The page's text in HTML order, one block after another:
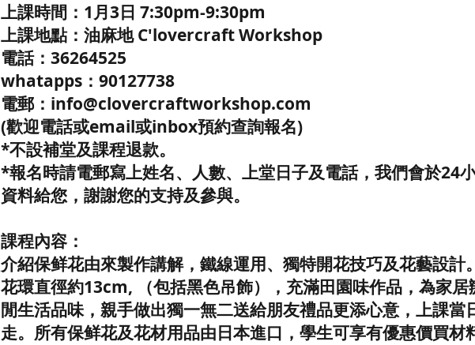
上課時間：1月3日 7:30pm-9:30pm
上課地點：油麻地 C'lovercraft Workshop
電話：36264525
whatapps：90127738
電郵：info@clovercraftworkshop.com
(歡迎電話或email或inbox預約查詢報名)
*不設補堂及課程退款。
*報名時請電郵寫上姓名、人數、上堂日子及電話，我們會於24
資料給您，謝謝您的支持及參與。
課程內容：
介紹保鲜花由來製作講解，鐵線運用、獨特開花技巧及花藝設計。
花環直徑約13cm, （包括黑色吊飾），充滿田園味作品，為家居
閒生活品味，親手做出獨一無二送給朋友禮品更添心意，上課當
走。所有保鲜花及花材用品由日本進口，學生可享有優惠價買材